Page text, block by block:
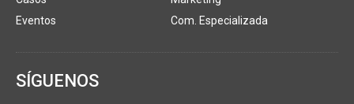
Eventos
Com. Especializada
SÍGUENOS